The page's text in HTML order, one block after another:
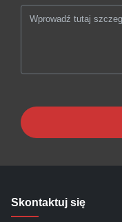
Skontaktuj się